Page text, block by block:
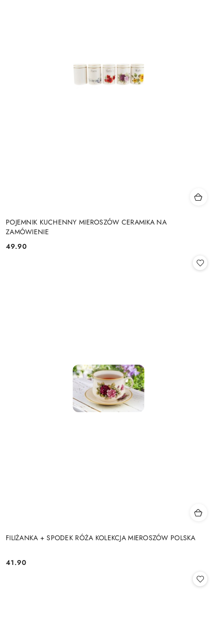
POJEMNIK KUCHENNY MIEROSZÓW CERAMIKA NA
ZAMÓWIENIE
Cena:
49.90
FILIŻANKA + SPODEK RÓŻA KOLEKCJA MIEROSZÓW POLSKA
Cena:
41.90